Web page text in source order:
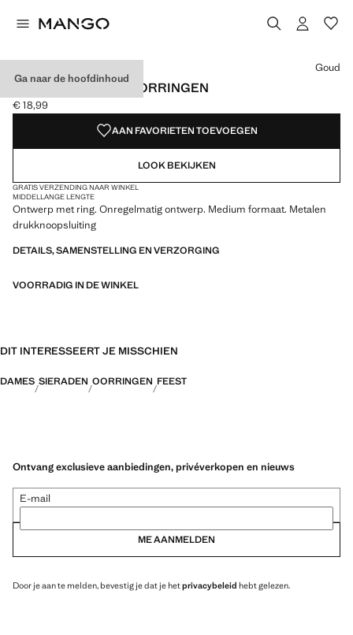
Ga naar de hoofdinhoud
ONREGELMATIGE OORRINGEN
Huidige prijs [€ 18,99 ]
€ 18,99
Kies een kleur
Kleur Goud geselecteerd
Kleur Zilver
Goud
AAN FAVORIETEN TOEVOEGEN
LOOK BEKIJKEN
GRATIS VERZENDING NAAR WINKEL
MIDDELLANGE LENGTE
Ontwerp met ring. Onregelmatig ontwerp. Medium formaat. Metalen
drukknoopsluiting
DETAILS, SAMENSTELLING EN VERZORGING
VOORRADIG IN DE WINKEL
DIT INTERESSEERT JE MISSCHIEN
DAMES SIERADEN OORRINGEN FEEST
Ontvang exclusieve aanbiedingen, privéverkopen en nieuws
E-mail
ME AANMELDEN
Door je aan te melden, bevestig je dat je hetprivacybeleid hebt gelezen.